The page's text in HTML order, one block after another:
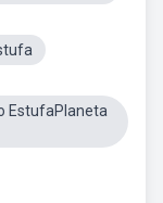
EstufaPlaneta